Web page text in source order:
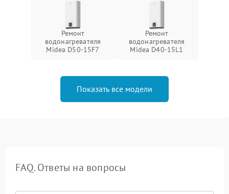
Ремонт
водонагревателя
Midea D50-15F7
Ремонт
водонагревателя
Midea D40-15L1
Показать все модели
FAQ. Ответы на вопросы